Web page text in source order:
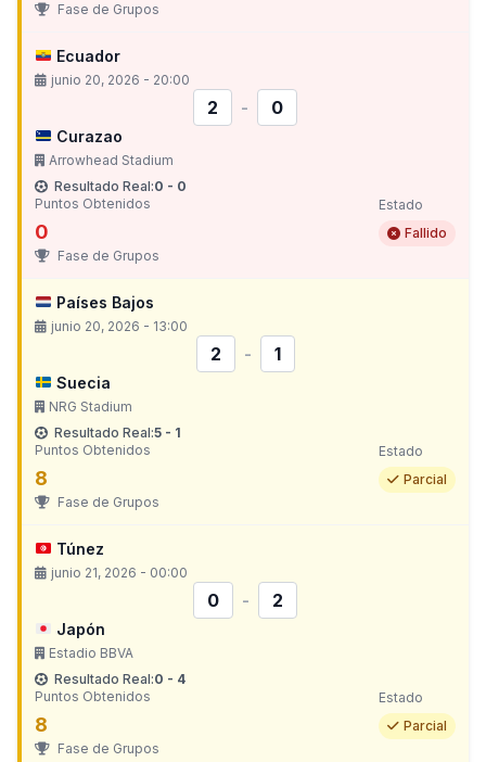
Fase de Grupos
Ecuador
junio 20, 2026 - 20:00
2 - 0
Curazao
Arrowhead Stadium
Resultado Real:0 - 0
Puntos Obtenidos
0
Estado
Fallido
Fase de Grupos
Países Bajos
junio 20, 2026 - 13:00
2 - 1
Suecia
NRG Stadium
Resultado Real:5 - 1
Puntos Obtenidos
8
Estado
Parcial
Fase de Grupos
Túnez
junio 21, 2026 - 00:00
0 - 2
Japón
Estadio BBVA
Resultado Real:0 - 4
Puntos Obtenidos
8
Estado
Parcial
Fase de Grupos